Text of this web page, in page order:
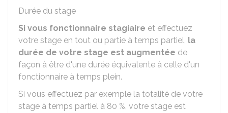
Durée du stage
Si vous fonctionnaire stagiaire et effectuez
votre stage en tout ou partie à temps partiel, la
durée de votre stage est augmentée de
façon à être d'une durée équivalente à celle d'un
fonctionnaire à temps plein.
Si vous effectuez par exemple la totalité de votre
stage à temps partiel à 80 %, votre stage est